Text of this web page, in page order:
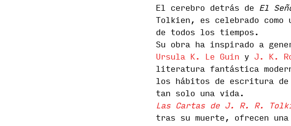
El cerebro detrás de El
Tolkien, es celebrado
de todos los tiempos.
Su obra ha inspirado a
Ursula K. Le Guin y J. K.
literatura fantástica
los hábitos de escritura
tan solo una vida.
Las Cartas de J. R. R.
tras su muerte, ofrecen